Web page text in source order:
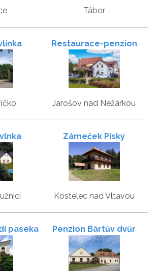
Tábor
Restaurace-penzion
Samorost
Jarošov nad Nežárkou
Zámeček Písky
Kostelec nad Vltavou
paseka Penzion Bártův dvůr